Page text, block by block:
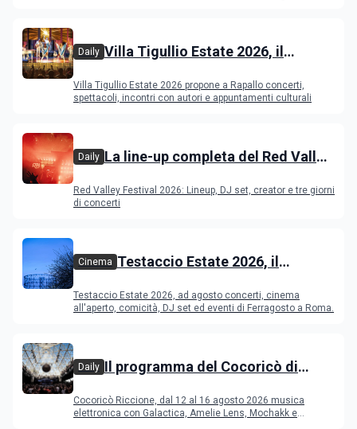
Daily Villa Tigullio Estate 2026, il
Villa Tigullio Estate 2026 propone a Rapallo concerti,
spettacoli, incontri con autori e appuntamenti culturali
Daily La line-up completa del Red Valley
Red Valley Festival 2026: Lineup, DJ set, creator e tre giorni
di concerti
Cinema Testaccio Estate 2026, il
Ferragosto
Testaccio Estate 2026, ad agosto concerti, cinema
all'aperto, comicità, DJ set ed eventi di Ferragosto a Roma.
Daily Il programma del Cocoricò di
Cocoricò Riccione, dal 12 al 16 agosto 2026 musica
elettronica con Galactica, Amelie Lens, Mochakk e